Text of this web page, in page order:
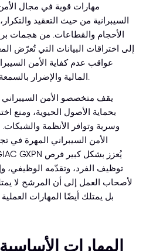
مهارات قوية في مجال
السيبرانية من حيث التعقيد
الأحجام والقطاعات. من هجمات
إلى اختراقات البيانات التي تُعرّض
عواقب عدم كفاية الأمن
المالية والإضرار بالسمعة وصولًا إلى العقوبات القانونية.
يقف متخصصو الأمن
بحماية الأصول الحيوية، ومنع
وسرية وتوافر الأنظمة
الأمن السيبراني المهرة في
توظيف الفرد، وتقدّمه الوظيفي،
لأصحاب العمل إلى أن المرشح لا
بل يمتلك أيضًا المهارات
المهارات